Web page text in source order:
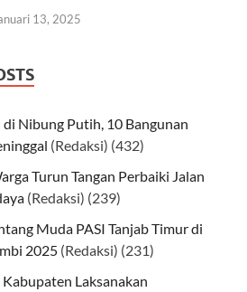
13, 2025
Nibung Putih, 10 Bangunan
(Redaksi) (432)
Turun Tangan Perbaiki Jalan
(Redaksi) (239)
Muda PASI Tanjab Timur di
2025 (Redaksi) (231)
Laksanakan